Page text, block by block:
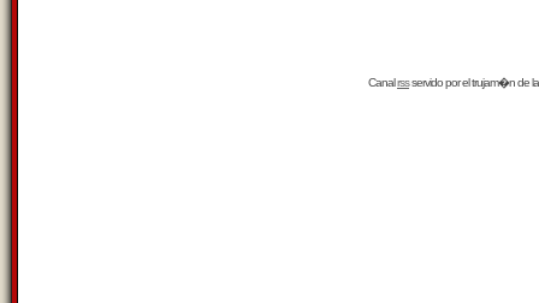
Canalrssservido por eltrujam�nde